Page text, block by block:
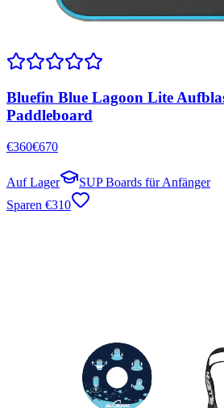
Bluefin Blue Lagoon Lite
Paddleboard
€360€670
Auf Lager
SUP Boards für Anfänger
Sparen €310